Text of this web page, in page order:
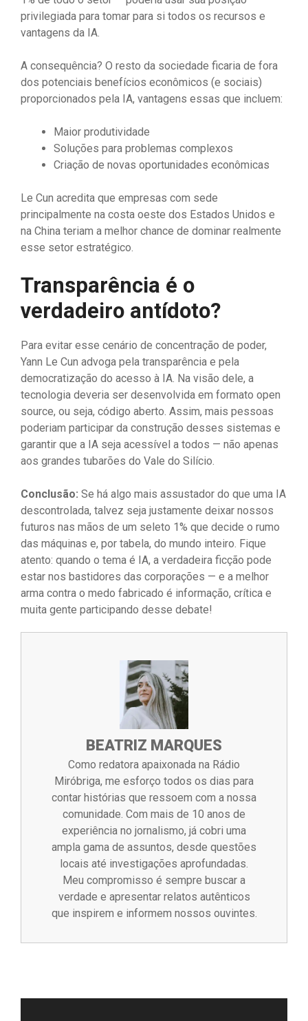
privilegiada para tomar para si todos os recursos e
vantagens da IA.
A consequência? O resto da sociedade ficaria de fora
dos potenciais benefícios econômicos (e sociais)
proporcionados pela IA, vantagens essas que incluem:
Maior produtividade
Soluções para problemas complexos
Criação de novas oportunidades econômicas
Le Cun acredita que empresas com sede
principalmente na costa oeste dos Estados Unidos e
na China teriam a melhor chance de dominar realmente
esse setor estratégico.
Transparência é o
verdadeiro antídoto?
Para evitar esse cenário de concentração de poder,
Yann Le Cun advoga pela transparência e pela
democratização do acesso à IA. Na visão dele, a
tecnologia deveria ser desenvolvida em formato open
source, ou seja, código aberto. Assim, mais pessoas
poderiam participar da construção desses sistemas e
garantir que a IA seja acessível a todos — não apenas
aos grandes tubarões do Vale do Silício.
Conclusão: Se há algo mais assustador do que uma IA
descontrolada, talvez seja justamente deixar nossos
futuros nas mãos de um seleto 1% que decide o rumo
das máquinas e, por tabela, do mundo inteiro. Fique
atento: quando o tema é IA, a verdadeira ficção pode
estar nos bastidores das corporações — e a melhor
arma contra o medo fabricado é informação, crítica e
muita gente participando desse debate!
BEATRIZ MARQUES
Como redatora apaixonada na Rádio
Miróbriga, me esforço todos os dias para
contar histórias que ressoem com a nossa
comunidade. Com mais de 10 anos de
experiência no jornalismo, já cobri uma
ampla gama de assuntos, desde questões
locais até investigações aprofundadas.
Meu compromisso é sempre buscar a
verdade e apresentar relatos autênticos
que inspirem e informem nossos ouvintes.